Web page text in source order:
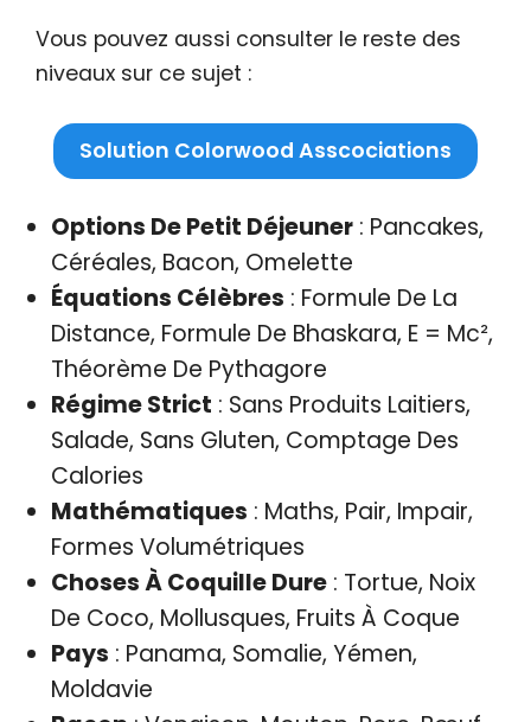
Vous pouvez aussi consulter le reste des
niveaux sur ce sujet :
Solution Colorwood Asscociations
Options De Petit Déjeuner: Pancakes,
Céréales, Bacon, Omelette
Équations Célèbres : Formule De La
Distance, Formule De Bhaskara, E = Mc²,
Théorème De Pythagore
Régime Strict : Sans Produits Laitiers,
Salade, Sans Gluten, Comptage Des
Calories
Mathématiques : Maths, Pair, Impair,
Formes Volumétriques
Choses À Coquille Dure: Tortue, Noix
De Coco, Mollusques, Fruits À Coque
Pays : Panama, Somalie, Yémen,
Moldavie